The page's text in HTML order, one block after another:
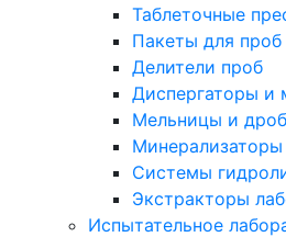
Таблеточные
Пакеты для проб
Делители проб
Диспергаторы и
Мельницы и
Системы
Экстракторы
Испытательное